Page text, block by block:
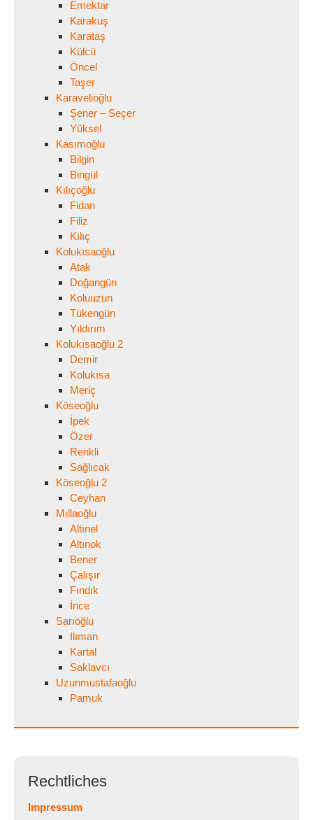
Emektar
Karakuş
Karataş
Külcü
Öncel
Taşer
Karavelioğlu
Şener – Seçer
Yüksel
Kasımoğlu
Bilgin
Bingül
Kılıçoğlu
Fidan
Filiz
Kılıç
Kolukısaoğlu
Atak
Doğangün
Koluuzun
Tükengün
Yıldırım
Kolukısaoğlu 2
Demir
Kolukısa
Meriç
Köseoğlu
İpek
Özer
Renkli
Sağlıcak
Köseoğlu 2
Ceyhan
Mıllaoğlu
Altınel
Altınok
Bener
Çalışır
Fındık
İnce
Sarıoğlu
Ilıman
Kartal
Saklavcı
Uzunmustafaoğlu
Pamuk
Rechtliches
Impressum